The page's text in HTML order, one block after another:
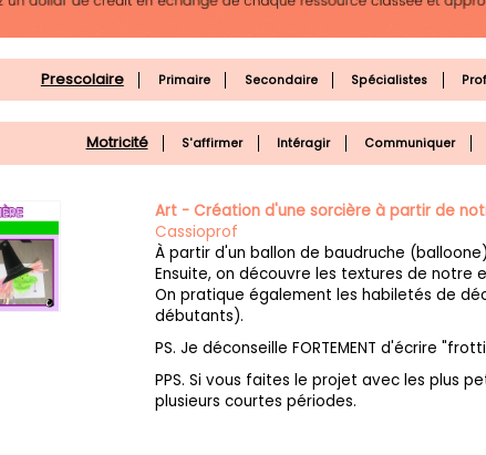
Prescolaire Primaire Secondaire Spécialistes
Motricité S'affirmer Intéragir Communiquer
Art - Création d'une sorcière à partir de
Cassioprof
À partir d'un ballon de baudruche
Ensuite, on découvre les textures de
On pratique également les habiletés de
débutants).
PS. Je déconseille FORTEMENT d'écrire
PPS. Si vous faites le projet avec les plus
plusieurs courtes périodes.